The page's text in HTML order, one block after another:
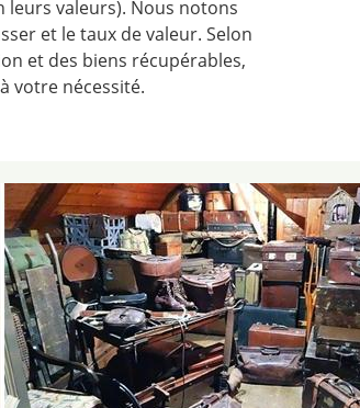
leurs valeurs). Nous notons
et le taux de valeur. Selon
et des biens récupérables,
votre nécessité.